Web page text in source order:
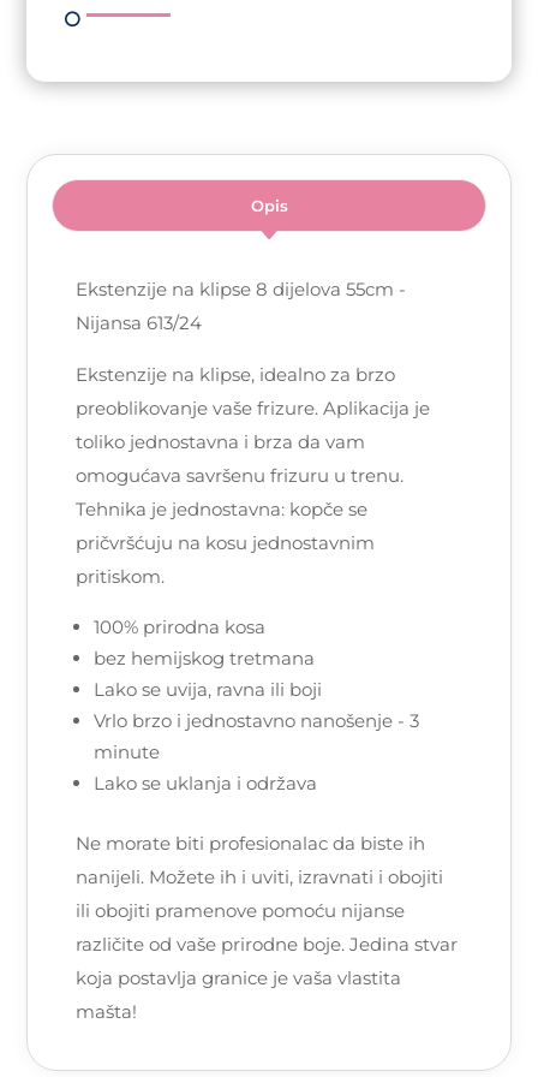
količina
Opis
Ekstenzije na klipse 8 dijelova 55cm -
Nijansa 613/24
Ekstenzije na klipse, idealno za brzo
preoblikovanje vaše frizure. Aplikacija je
toliko jednostavna i brza da vam
omogućava savršenu frizuru u trenu.
Tehnika je jednostavna: kopče se
pričvršćuju na kosu jednostavnim
pritiskom.
100% prirodna kosa
bez hemijskog tretmana
Lako se uvija, ravna ili boji
Vrlo brzo i jednostavno nanošenje - 3
minute
Lako se uklanja i održava
Ne morate biti profesionalac da biste ih
nanijeli. Možete ih i uviti, izravnati i obojiti
ili obojiti pramenove pomoću nijanse
različite od vaše prirodne boje. Jedina stvar
koja postavlja granice je vaša vlastita
mašta!